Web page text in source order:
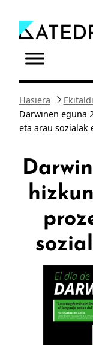
edukira
Hasiera
Darwinen eguna
eta arau sozialak